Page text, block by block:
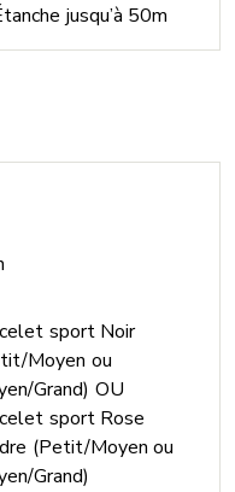
jusqu’à 50m
sport Noir
Moyen ou
Grand) OU
sport Rose
(Petit/Moyen ou
Grand)